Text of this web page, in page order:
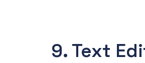
9. Text